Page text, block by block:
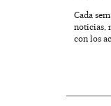
Cada
noticias,
con los